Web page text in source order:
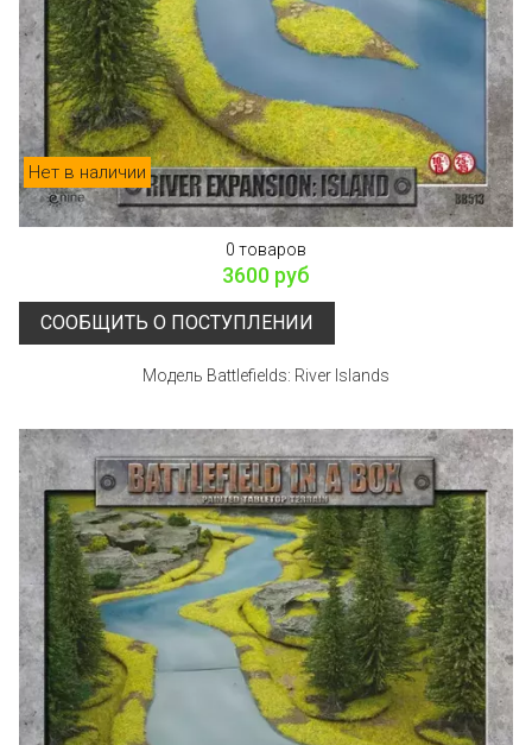
Нет в наличии
0 товаров
3600 руб
СООБЩИТЬ О ПОСТУПЛЕНИИ
Модель Battlefields: River Islands